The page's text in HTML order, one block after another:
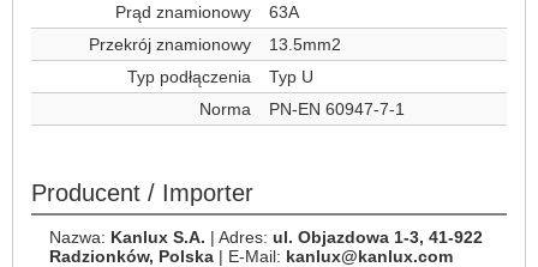
Prąd znamionowy
63A
Przekrój znamionowy
13.5mm2
Typ podłączenia
Typ U
Norma
PN-EN 60947-7-1
Producent / Importer
Nazwa: Kanlux S.A. | Adres: ul. Objazdowa 1-3, 41-922
Radzionków, Polska | E-Mail: kanlux@kanlux.com